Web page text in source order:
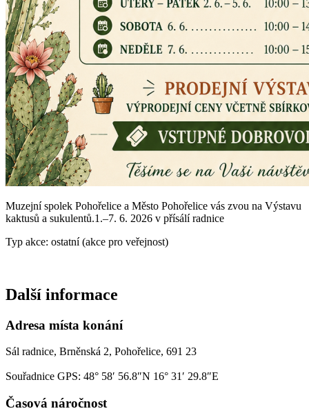
Muzejní spolek Pohořelice a Město Pohořelice vás zvou na Výstavu
kaktusů a sukulentů.1.–7. 6. 2026 v přísálí radnice
Typ akce: ostatní (akce pro veřejnost)
Další informace
Adresa místa konání
Sál radnice, Brněnská 2, Pohořelice, 691 23
Souřadnice GPS: 48° 58′ 56.8″N 16° 31′ 29.8″E
Časová náročnost